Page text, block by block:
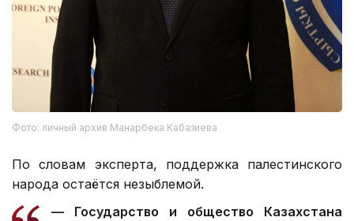
Фото: личный архив Манарбека Кабазиева
По словам эксперта, поддержка палестинского
народа остаётся незыблемой.
— Государство и общество Казахстана